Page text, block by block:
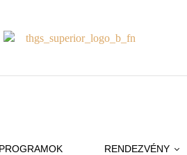
PROGRAMOK RENDEZVÉNY